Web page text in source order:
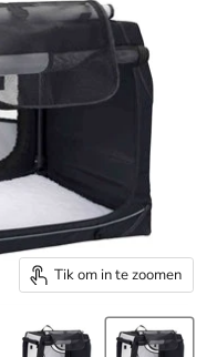
Tik om in te zoomen